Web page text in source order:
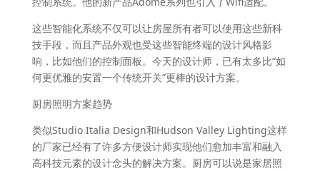
这些智能化系统不仅可以让房屋所有者可以使用这些新科
技手段，而且产品外观也受这些智能终端的设计风格影
响，比如他们的控制面板。今天的设计师，已有太多比“如
何更优雅的安置一个传统开关”更棒的设计方案。
厨房照明方案趋势
类似Studio Italia Design和Hudson Valley Lighting这样
的厂家已经有了许多方便设计师实现他们愈加丰富和融入
高科技元素的设计念头的解决方案。厨房可以说是家居照